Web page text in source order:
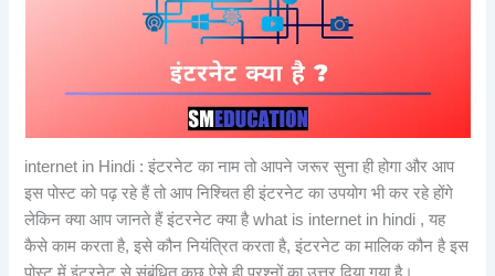
internet in Hindi : इंटरनेट का नाम तो आपने जरूर सुना ही होगा और आप
इस पोस्ट को पढ़ रहे हैं तो आप निश्चित ही इंटरनेट का उपयोग भी कर रहे होंगे
लेकिन क्या आप जानते हैं इंटरनेट क्या है what is internet in hindi , यह
कैसे काम करता है, इसे कौन नियंत्रित करता है, इंटरनेट का मालिक कौन है इस